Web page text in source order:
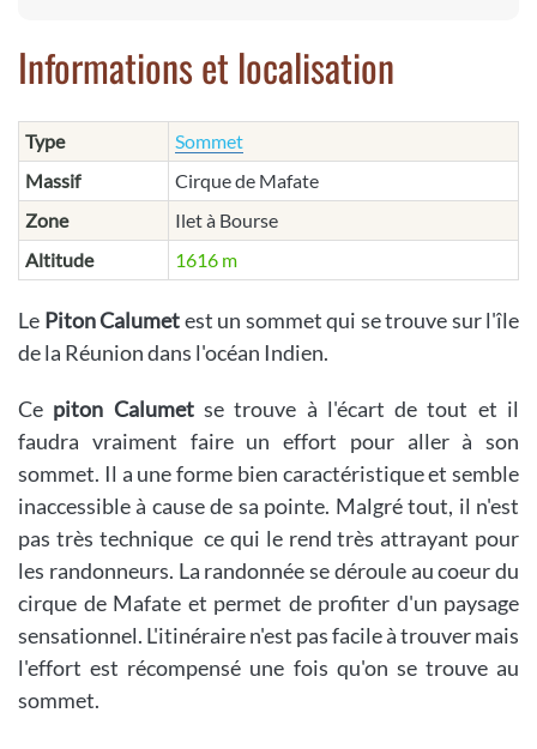
Informations et localisation
Type
Sommet
Massif
Cirque de Mafate
Zone
Ilet à Bourse
Altitude
1616 m
Le Piton Calumetest un sommet qui se trouve sur l'île
de la Réunion dans l'océan Indien.
Ce piton Calumetse trouve à l'écart de tout et il
faudra vraiment faire un effort pour aller à son
sommet. Il a une forme bien caractéristique et semble
inaccessible à cause de sa pointe. Malgré tout, il n'est
pas très technique ce qui le rend très attrayant pour
les randonneurs. La randonnée se déroule au coeur du
cirque de Mafate et permet de profiter d'un paysage
sensationnel. L'itinéraire n'est pas facile à trouver mais
l'effort est récompensé une fois qu'on se trouve au
sommet.